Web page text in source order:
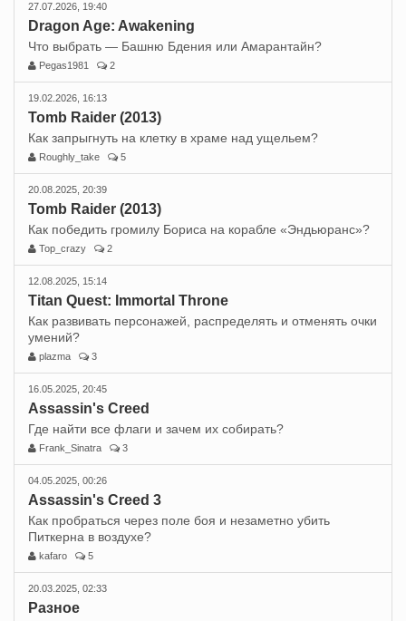
27.07.2026, 19:40
Dragon Age: Awakening
Что выбрать — Башню Бдения или Амарантайн?
Pegas1981 2
19.02.2026, 16:13
Tomb Raider (2013)
Как запрыгнуть на клетку в храме над ущельем?
Roughly_take 5
20.08.2025, 20:39
Tomb Raider (2013)
Как победить громилу Бориса на корабле «Эндьюранс»?
Top_crazy 2
12.08.2025, 15:14
Titan Quest: Immortal Throne
Как развивать персонажей, распределять и отменять очки
умений?
plazma 3
16.05.2025, 20:45
Assassin's Creed
Где найти все флаги и зачем их собирать?
Frank_Sinatra 3
04.05.2025, 00:26
Assassin's Creed 3
Как пробраться через поле боя и незаметно убить
Питкерна в воздухе?
kafaro 5
20.03.2025, 02:33
Разное